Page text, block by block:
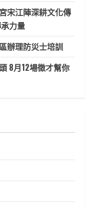
宋江陣深耕文化傳
力量
辦理防災士培訓
8月12場徵才幫你